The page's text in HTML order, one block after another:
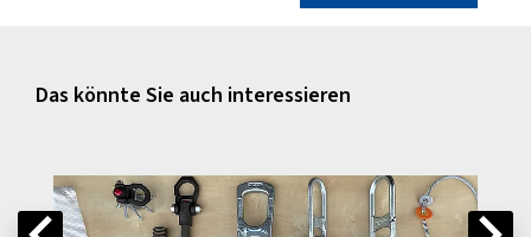
Das könnte Sie auch interessieren